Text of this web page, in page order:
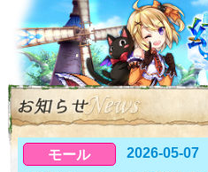
モール 2026-05-07